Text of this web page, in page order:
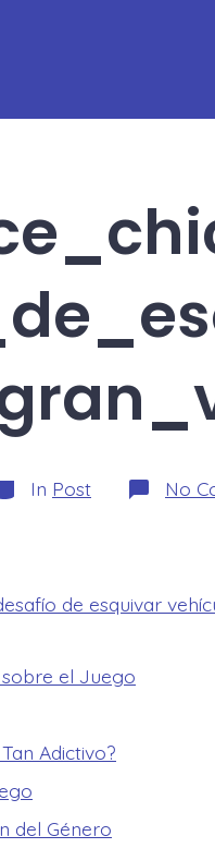
In Post No
de esquivar
sobre el Juego
Adictivo?
del Género